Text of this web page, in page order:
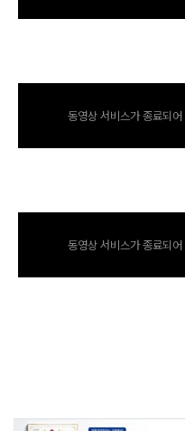
동영상 서비스가 종료되
동영상 서비스가 종료되